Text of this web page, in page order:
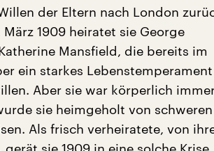
der Eltern nach London
1909 heiratet sie George
Mansfield, die bereits im
ein starkes Lebenstemperament
Aber sie war körperlich
sie heimgeholt von schweren
Als frisch verheiratete, von